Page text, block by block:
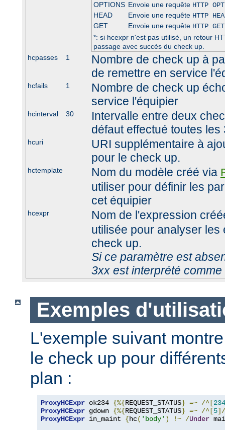
OPTIONS Envoie une requête HTTP
HEAD
Envoie une requête HTTP
GET
Envoie une requête HTTP GET
*: si hcexpr n'est pas utilisé, un retour
passage avec succès du check up.
hcpasses
1
Nombre de check up à
de remettre en service
hcfails 1
Nombre de check up
service l'équipier
hcinterval 30
Intervalle entre deux
défaut effectué toutes
hcuri
URI supplémentaire à
pour le check up.
hctemplate Nom du modèle créé via
utiliser pour définir les
cet équipier
hcexpr
Nom de l'expression
utilisée pour analyser
check up.
Si ce paramètre est
3xx est interprété
Exemples
L'exemple suivant
le check up pour
plan :
ProxyHCExpr ok234 {%{REQUEST_STATUS} =~ /^[234
ProxyHCExpr gdown {%{REQUEST_STATUS} =~ /^[5
ProxyHCExpr in_maint {hc( 'body' ) !~ /Under